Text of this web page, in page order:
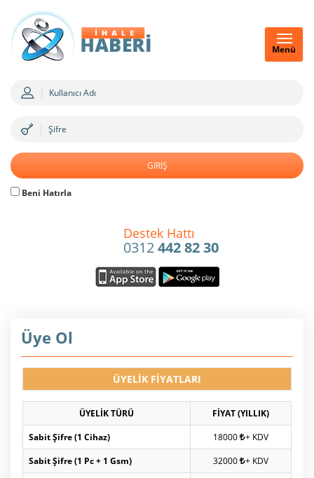
Menü
Beni Hatırla
Destek Hattı
0312442 82 30
Üye Ol
ÜYELİK FİYATLARI
ÜYELİK TÜRÜ
FİYAT (YILLIK)
Sabit Şifre (1 Cihaz)
18000 + KDV
Sabit Şifre (1 Pc + 1 Gsm)
32000 + KDV